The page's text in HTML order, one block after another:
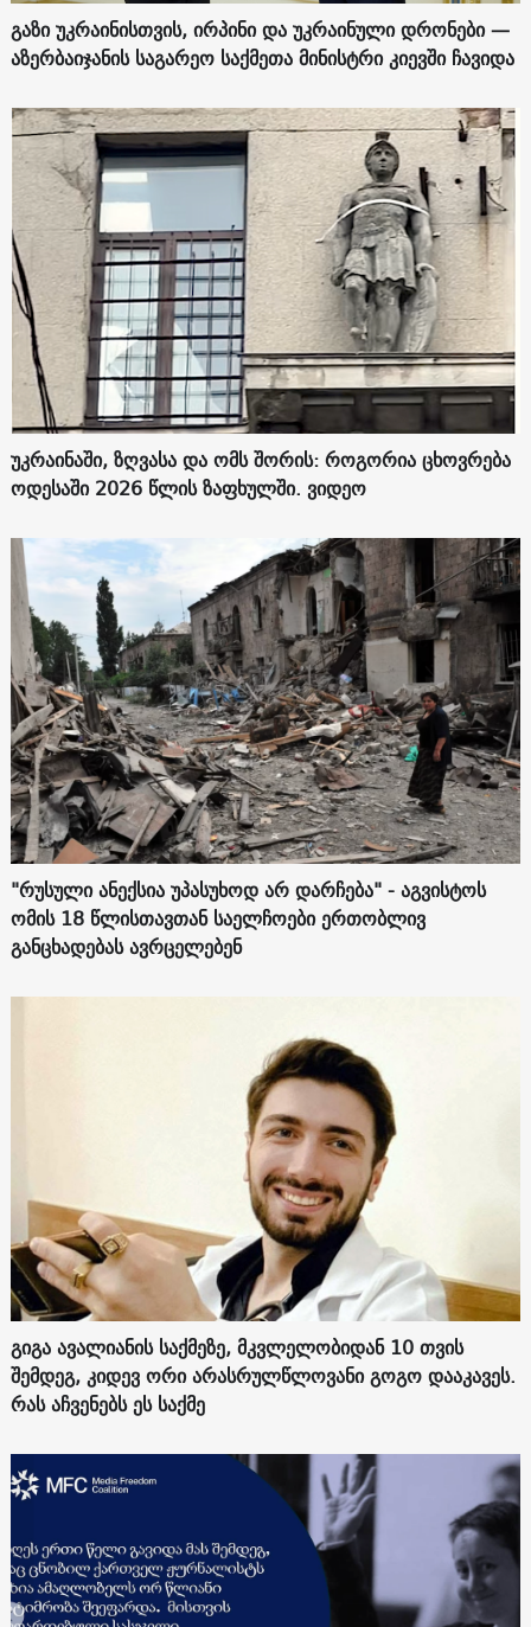
გაზი უკრაინისთვის, ირპინი და უკრაინული დრონები —
აზერბაიჯანის საგარეო საქმეთა მინისტრი კიევში ჩავიდა
უკრაინაში, ზღვასა და ომს შორის: როგორია ცხოვრება
ოდესაში 2026 წლის ზაფხულში. ვიდეო
"რუსული ანექსია უპასუხოდ არ დარჩება" - აგვისტოს
ომის 18 წლისთავთან საელჩოები ერთობლივ
განცხადებას ავრცელებენ
გიგა ავალიანის საქმეზე, მკვლელობიდან 10 თვის
შემდეგ, კიდევ ორი არასრულწლოვანი გოგო დააკავეს.
რას აჩვენებს ეს საქმე